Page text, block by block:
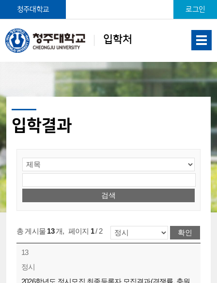
입학처
청주대학교 로그인
입학결과
총 게시물 13개, 페이지 1/ 2
13
정시
2026학년도 정시모집 최종등록자 모집결과(경쟁률, 충원